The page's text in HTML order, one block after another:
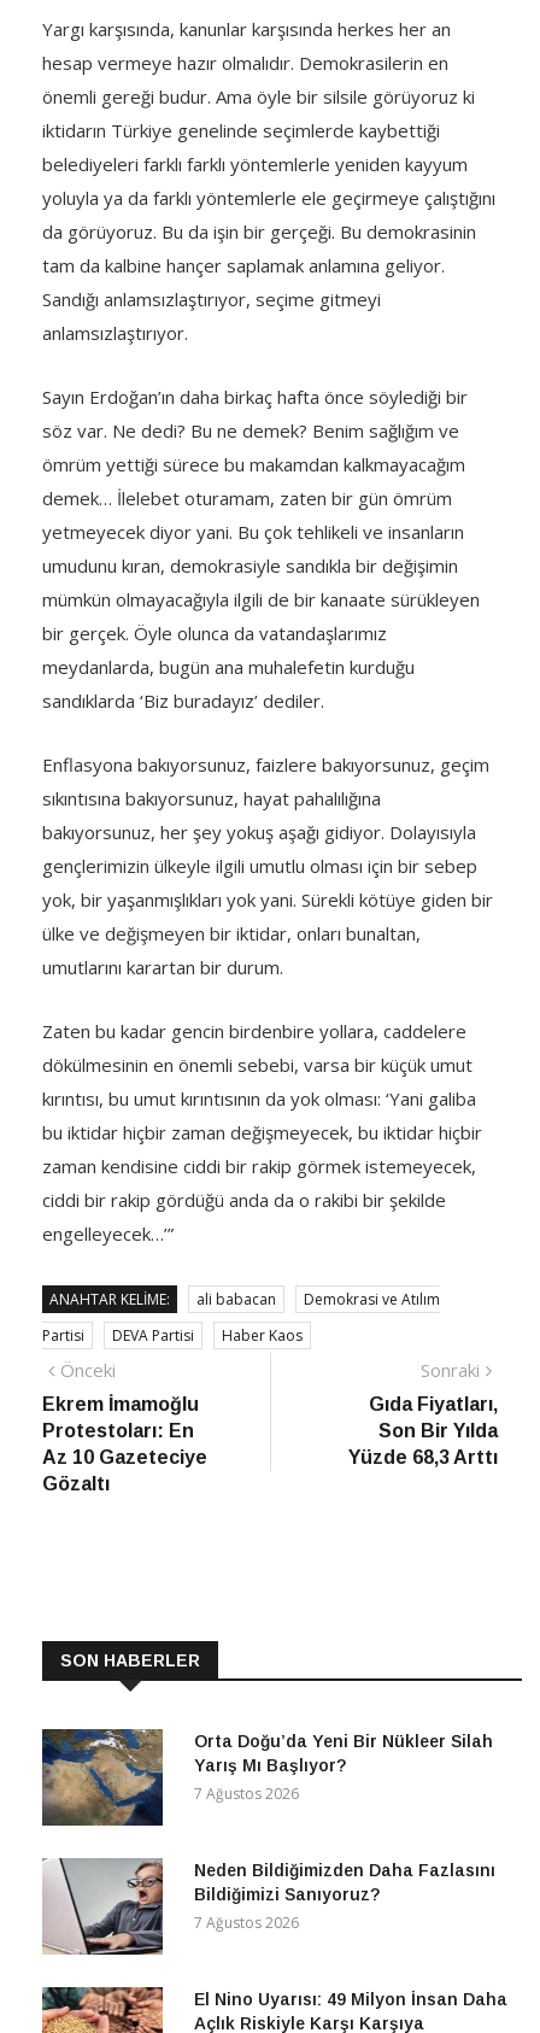
Yargı karşısında, kanunlar karşısında herkes her an
hesap vermeye hazır olmalıdır. Demokrasilerin en
önemli gereği budur. Ama öyle bir silsile görüyoruz ki
iktidarın Türkiye genelinde seçimlerde kaybettiği
belediyeleri farklı farklı yöntemlerle yeniden kayyum
yoluyla ya da farklı yöntemlerle ele geçirmeye çalıştığını
da görüyoruz. Bu da işin bir gerçeği. Bu demokrasinin
tam da kalbine hançer saplamak anlamına geliyor.
Sandığı anlamsızlaştırıyor, seçime gitmeyi
anlamsızlaştırıyor.
Sayın Erdoğan’ın daha birkaç hafta önce söylediği bir
söz var. Ne dedi? Bu ne demek? Benim sağlığım ve
ömrüm yettiği sürece bu makamdan kalkmayacağım
demek… İlelebet oturamam, zaten bir gün ömrüm
yetmeyecek diyor yani. Bu çok tehlikeli ve insanların
umudunu kıran, demokrasiyle sandıkla bir değişimin
mümkün olmayacağıyla ilgili de bir kanaate sürükleyen
bir gerçek. Öyle olunca da vatandaşlarımız
meydanlarda, bugün ana muhalefetin kurduğu
sandıklarda ‘Biz buradayız’ dediler.
Enflasyona bakıyorsunuz, faizlere bakıyorsunuz, geçim
sıkıntısına bakıyorsunuz, hayat pahalılığına
bakıyorsunuz, her şey yokuş aşağı gidiyor. Dolayısıyla
gençlerimizin ülkeyle ilgili umutlu olması için bir sebep
yok, bir yaşanmışlıkları yok yani. Sürekli kötüye giden bir
ülke ve değişmeyen bir iktidar, onları bunaltan,
umutlarını karartan bir durum.
Zaten bu kadar gencin birdenbire yollara, caddelere
dökülmesinin en önemli sebebi, varsa bir küçük umut
kırıntısı, bu umut kırıntısının da yok olması: ‘Yani galiba
bu iktidar hiçbir zaman değişmeyecek, bu iktidar hiçbir
zaman kendisine ciddi bir rakip görmek istemeyecek,
ciddi bir rakip gördüğü anda da o rakibi bir şekilde
engelleyecek…’”
ANAHTAR KELIME: ali babacan
Demokrasi ve Atılım
Partisi
DEVA Partisi Haber Kaos
Yazı
gezinmesi
Önceki
haber
Ekrem İmamoğlu
Protestoları: En
Az 10 Gazeteciye
Gözaltı
Sonraki
Gıda Fiyatları,
Son Bir Yılda
Yüzde 68,3 Arttı
SON HABERLER
Orta Doğu’da Yeni Bir Nükleer Silah
Yarış Mı Başlıyor?
7 Ağustos 2026
Neden Bildiğimizden Daha Fazlasını
Bildiğimizi Sanıyoruz?
7 Ağustos 2026
El Nino Uyarısı: 49 Milyon İnsan Daha
Açlık Riskiyle Karşı Karşıya